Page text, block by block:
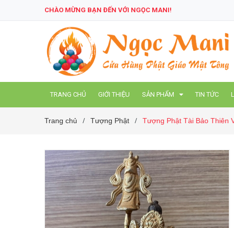
CHÀO MỪNG BẠN ĐẾN VỚI NGỌC MANI!
TRANG CHỦ GIỚI THIỆU SẢN PHẨM TIN TỨC
Trang chủ / Tượng Phật / Tượng Phật Tài Bảo Thiên